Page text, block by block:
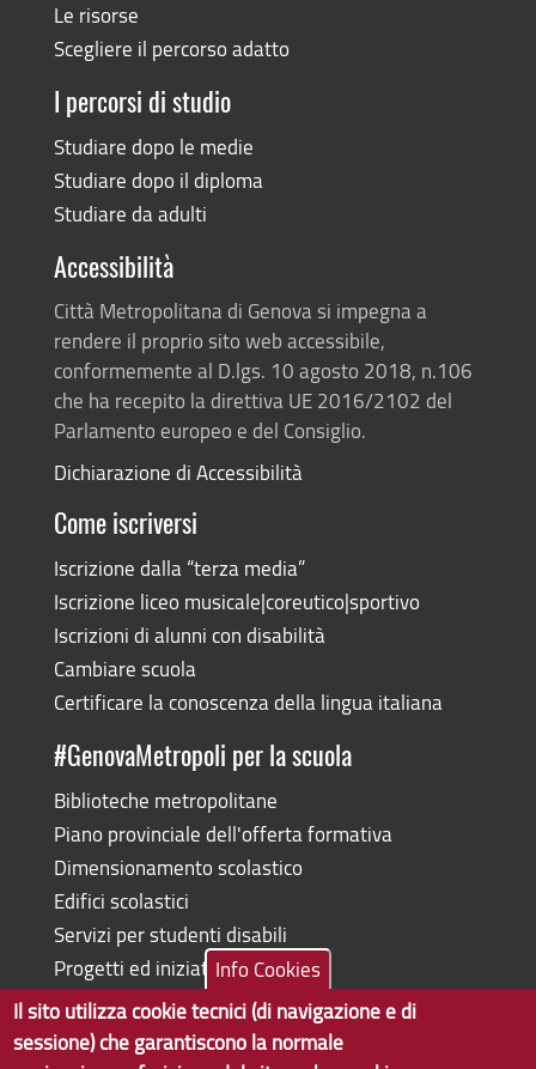
Le risorse
Scegliere il percorso adatto
I percorsi di studio
Studiare dopo le medie
Studiare dopo il diploma
Studiare da adulti
Accessibilità
Città Metropolitana di Genova si impegna a
rendere il proprio sito web accessibile,
conformemente al D.lgs. 10 agosto 2018, n.106
che ha recepito la direttiva UE 2016/2102 del
Parlamento europeo e del Consiglio.
Dichiarazione di Accessibilità
Come iscriversi
Iscrizione dalla “terza media”
Iscrizione liceo musicale|coreutico|sportivo
Iscrizioni di alunni con disabilità
Cambiare scuola
Certificare la conoscenza della lingua italiana
#GenovaMetropoli per la scuola
Biblioteche metropolitane
Piano provinciale dell'offerta formativa
Dimensionamento scolastico
Edifici scolastici
Servizi per studenti disabili
Progetti ed iniziativeInfo Cookies
Il sito utilizza cookie tecnici (di navigazione e di
sessione) che garantiscono la normale